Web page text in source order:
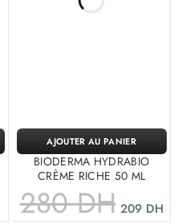
BIODERMA HYDRABIO
CRÈME RICHE 50 ML
280DH 209 DH
AJOUTER AU PANIER